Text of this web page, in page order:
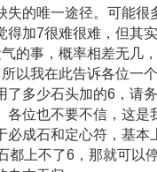
失的唯一途径。可能很
得加7很难很难，但其
的事，概率相差无几
以我在此告诉各位一
了多少石头加的6，请
各位也不要不信，这是
必成石和定心符，基本
都上不了6，那就可以